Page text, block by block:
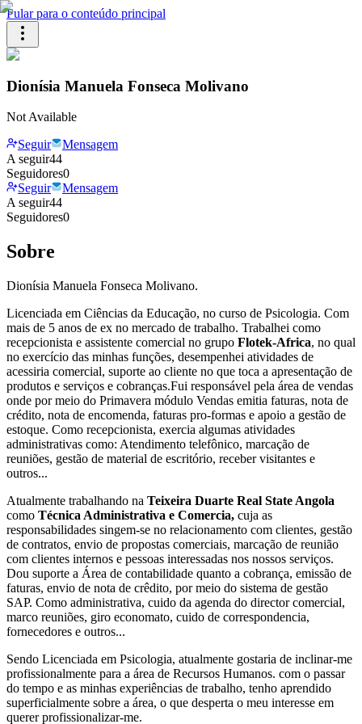
Pular para o conteúdo principal
Dionísia Manuela Fonseca Molivano
Not Available
Seguir
Mensagem
A seguir44
Seguidores0
Seguir
Mensagem
A seguir44
Seguidores0
Sobre
Dionísia Manuela Fonseca Molivano.
Licenciada em Ciências da Educação, no curso de Psicologia. Com
mais de 5 anos de ex no mercado de trabalho. Trabalhei como
recepcionista e assistente comercial no grupo Flotek-Africa, no qual
no exercício das minhas funções, desempenhei atividades de
acessiria comercial, suporte ao cliente no que toca a apresentação de
produtos e serviços e cobranças.Fui responsável pela área de vendas
onde por meio do Primavera módulo Vendas emitia faturas, nota de
crédito, nota de encomenda, faturas pro-formas e apoio a gestão de
estoque. Como recepcionista, exercia algumas atividades
administrativas como: Atendimento telefônico, marcação de
reuniões, gestão de material de escritório, receber visitantes e
outros...
Atualmente trabalhando na Teixeira Duarte Real State Angola
como Técnica Administrativa e Comercia, cuja as
responsabilidades singem-se no relacionamento com clientes, gestão
de contratos, envio de propostas comerciais, marcação de reunião
com clientes internos e pessoas interessadas nos nossos serviços.
Dou suporte a Área de contabilidade quanto a cobrança, emissão de
faturas, envio de nota de crêdito, por meio do sistema de gestão
SAP. Como administrativa, cuido da agenda do director comercial,
marco reuniões, giro economato, cuido de correspondencia,
fornecedores e outros...
Sendo Licenciada em Psicologia, atualmente gostaria de inclinar-me
profissionalmente para a área de Recursos Humanos. com o passar
do tempo e as minhas experiências de trabalho, tenho aprendido
superficialmente sobre a área, o que desperta o meu interesse em
querer profissionalizar-me.